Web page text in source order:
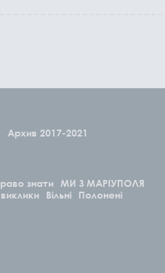
Архив 2017-2021
знати
МИ З МАРІУПОЛЯ
виклики Вільні Полонені